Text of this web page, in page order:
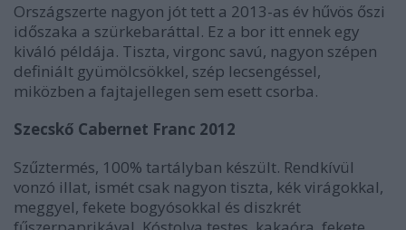
Országszerte nagyon jót tett a 2013-as év hűvös őszi
időszaka a szürkebaráttal. Ez a bor itt ennek egy
kiváló példája. Tiszta, virgonc savú, nagyon szépen
definiált gyümölcsökkel, szép lecsengéssel,
miközben a fajtajellegen sem esett csorba.
Szecskő Cabernet Franc 2012
Szűztermés, 100% tartályban készült. Rendkívül
vonzó illat, ismét csak nagyon tiszta, kék virágokkal,
meggyel, fekete bogyósokkal és diszkrét